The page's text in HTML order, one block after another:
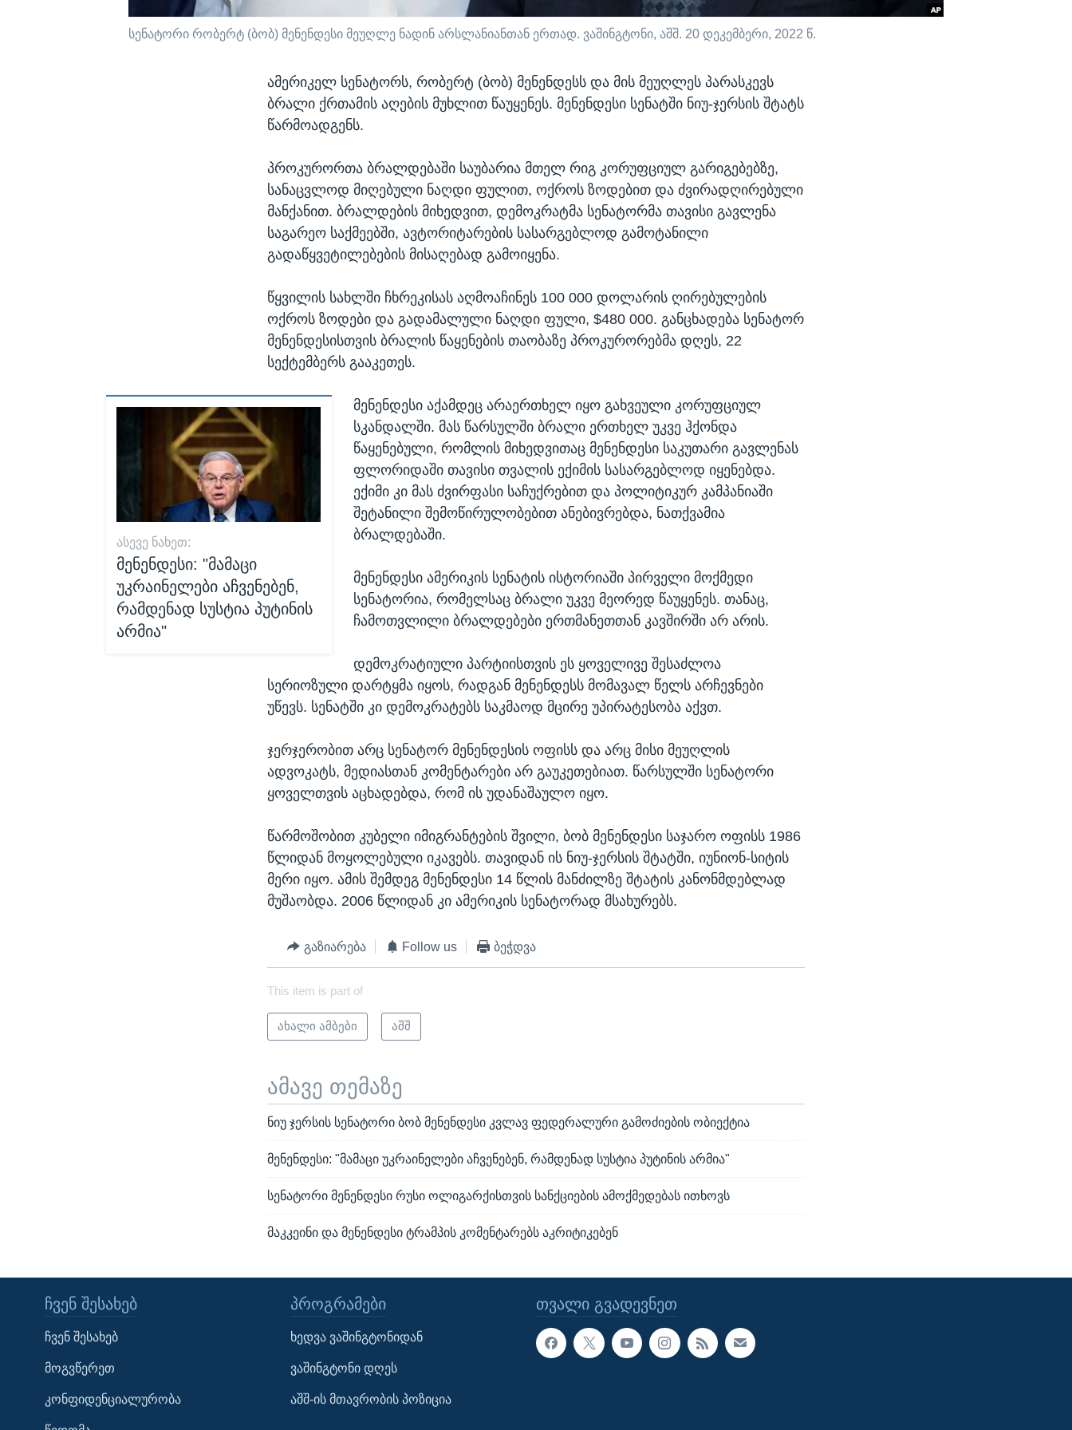
Learning English
ᲗᲕᲐᲚᲘ ᲒᲕᲐᲓᲔᲕᲜᲔᲗ
სენატორი რობერტ (ბობ) მენენდესი მეუღლე ნადინ არსლანიანთან ერთად. ვაშინგტონი, აშშ. 20 დეკემბერი, 2022 წ.
ამერიკელ სენატორს, რობერტ (ბობ) მენენდესს და მის მეუღლეს პარასკევს
ბრალი ქრთამის აღების მუხლით წაუყენეს. მენენდესი სენატში ნიუ-ჯერსის შტატს
წარმოადგენს.
პროკურორთა ბრალდებაში საუბარია მთელ რიგ კორუფციულ გარიგებებზე,
სანაცვლოდ მიღებული ნაღდი ფულით, ოქროს ზოდებით და ძვირადღირებული
მანქანით. ბრალდების მიხედვით, დემოკრატმა სენატორმა თავისი გავლენა
საგარეო საქმეებში, ავტორიტარების სასარგებლოდ გამოტანილი
გადაწყვეტილებების მისაღებად გამოიყენა.
წყვილის სახლში ჩხრეკისას აღმოაჩინეს 100 000 დოლარის ღირებულების
ოქროს ზოდები და გადამალული ნაღდი ფული, $480 000. განცხადება სენატორ
მენენდესისთვის ბრალის წაყენების თაობაზე პროკურორებმა დღეს, 22
სექტემბერს გააკეთეს.
ᲐᲡᲔᲕᲔ ᲜᲐᲮᲔᲗ:
მენენდესი: "მამაცი
უკრაინელები აჩვენებენ,
რამდენად სუსტია პუტინის
არმია"
მენენდესი აქამდეც არაერთხელ იყო გახვეული კორუფციულ
სკანდალში. მას წარსულში ბრალი ერთხელ უკვე ჰქონდა
წაყენებული, რომლის მიხედვითაც მენენდესი საკუთარი გავლენას
ფლორიდაში თავისი თვალის ექიმის სასარგებლოდ იყენებდა.
ექიმი კი მას ძვირფასი საჩუქრებით და პოლიტიკურ კამპანიაში
შეტანილი შემოწირულობებით ანებივრებდა, ნათქვამია
ბრალდებაში.
მენენდესი ამერიკის სენატის ისტორიაში პირველი მოქმედი
სენატორია, რომელსაც ბრალი უკვე მეორედ წაუყენეს. თანაც,
ჩამოთვლილი ბრალდებები ერთმანეთთან კავშირში არ არის.
დემოკრატიული პარტიისთვის ეს ყოველივე შესაძლოა
სერიოზული დარტყმა იყოს, რადგან მენენდესს მომავალ წელს არჩევნები
უწევს. სენატში კი დემოკრატებს საკმაოდ მცირე უპირატესობა აქვთ.
ჯერჯერობით არც სენატორ მენენდესის ოფისს და არც მისი მეუღლის
ადვოკატს, მედიასთან კომენტარები არ გაუკეთებიათ. წარსულში სენატორი
ყოველთვის აცხადებდა, რომ ის უდანაშაულო იყო.
წარმოშობით კუბელი იმიგრანტების შვილი, ბობ მენენდესი საჯარო ოფისს 1986
წლიდან მოყოლებული იკავებს. თავიდან ის ნიუ-ჯერსის შტატში, იუნიონ-სიტის
მერი იყო. ამის შემდეგ მენენდესი 14 წლის მანძილზე შტატის კანონმდებლად
მუშაობდა. 2006 წლიდან კი ამერიკის სენატორად მსახურებს.
გაზიარება Follow us ბეჭდვა
This item is part of
ახალი ამბები აშშ
ამავე თემაზე
ნიუ ჯერსის სენატორი ბობ მენენდესი კვლავ ფედერალური გამოძიების ობიექტია
მენენდესი: "მამაცი უკრაინელები აჩვენებენ, რამდენად სუსტია პუტინის არმია"
სენატორი მენენდესი რუსი ოლიგარქისთვის სანქციების ამოქმედებას ითხოვს
მაკკეინი და მენენდესი ტრამპის კომენტარებს აკრიტიკებენ
ᲗᲕᲐᲚᲘ ᲒᲕᲐᲓᲔᲕᲜᲔᲗ
ᲩᲕᲔᲜ ᲨᲔᲡᲐᲮᲔᲑ
ჩვენ შესახებ
მოგვწერეთ
კონფიდენციალურობა
ᲞᲠᲝᲒᲠᲐᲛᲔᲑᲘ
ხედვა ვაშინგტონიდან
ვაშინგტონი დღეს
აშშ-ის მთავრობის პოზიცია